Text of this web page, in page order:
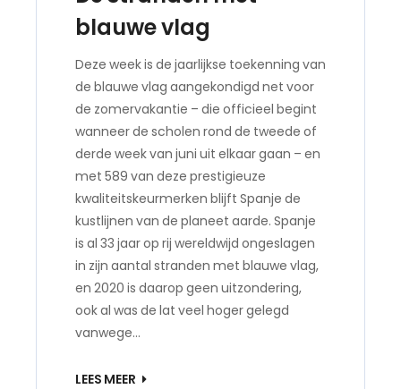
blauwe vlag
Deze week is de jaarlijkse toekenning van
de blauwe vlag aangekondigd net voor
de zomervakantie – die officieel begint
wanneer de scholen rond de tweede of
derde week van juni uit elkaar gaan – en
met 589 van deze prestigieuze
kwaliteitskeurmerken blijft Spanje de
kustlijnen van de planeet aarde. Spanje
is al 33 jaar op rij wereldwijd ongeslagen
in zijn aantal stranden met blauwe vlag,
en 2020 is daarop geen uitzondering,
ook al was de lat veel hoger gelegd
vanwege…
LEES MEER